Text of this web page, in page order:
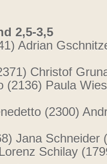
2,5-3,5
Adrian
Christof
(2136) Paula
(2300)
Jana Schneider
Schilay